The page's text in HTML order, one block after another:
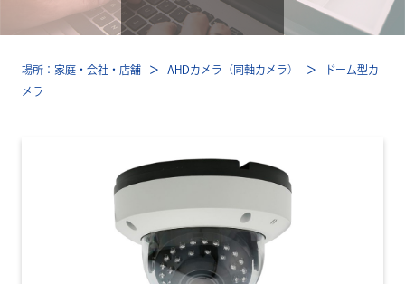
事例と声
場所別商品提案
ご家庭向け 会社向け
医療・介護向け
場所： 家庭 会社 店舗 AHDカメラ（同軸カメラ）
ドーム型カ
メラ